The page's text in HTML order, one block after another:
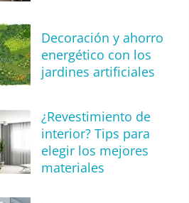
Decoración y ahorro
energético con los
jardines artificiales
¿Revestimiento de
interior? Tips para
elegir los mejores
materiales